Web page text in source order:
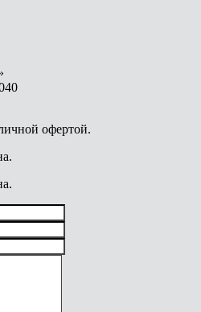
офертой.